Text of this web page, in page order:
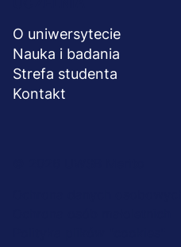
O uniwersytecie
Nauka i badania
Strefa studenta
Kontakt